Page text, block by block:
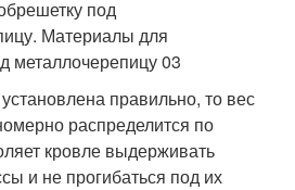
правильно, то вес
распределится по
кровле выдерживать
и не прогибаться под их